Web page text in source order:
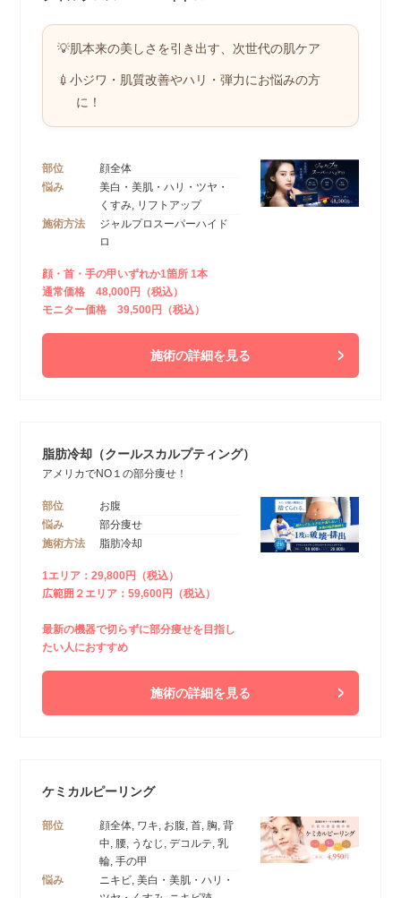
💡肌本来の美しさを引き出す、次世代の肌ケア
💉小ジワ・肌質改善やハリ・弾力にお悩みの方
に！
部位
顔全体
悩み
美白・美肌・ハリ・ツヤ・
くすみ, リフトアップ
施術方法
ジャルプロスーパーハイド
ロ
顔・首・手の甲いずれか1箇所 1本
通常価格 48,000円（税込）
モニター価格 39,500円（税込）
施術の詳細を見る
脂肪冷却（クールスカルプティング）
アメリカでNO１の部分痩せ！
部位
お腹
悩み
部分痩せ
施術方法
脂肪冷却
1エリア：29,800円（税込）
広範囲２エリア：59,600円（税込）
最新の機器で切らずに部分痩せを目指し
たい人におすすめ
施術の詳細を見る
ケミカルピーリング
部位
顔全体, ワキ, お腹, 首, 胸, 背
中, 腰, うなじ, デコルテ, 乳
輪, 手の甲
悩み
ニキビ, 美白・美肌・ハリ・